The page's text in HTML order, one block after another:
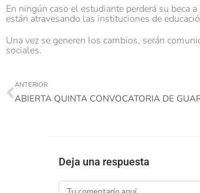
En ningún caso el estudiante perderá su beca
están atravesando las instituciones de
Una vez se generen los cambios, serán
sociales.
ANTERIOR
Deja una respuesta